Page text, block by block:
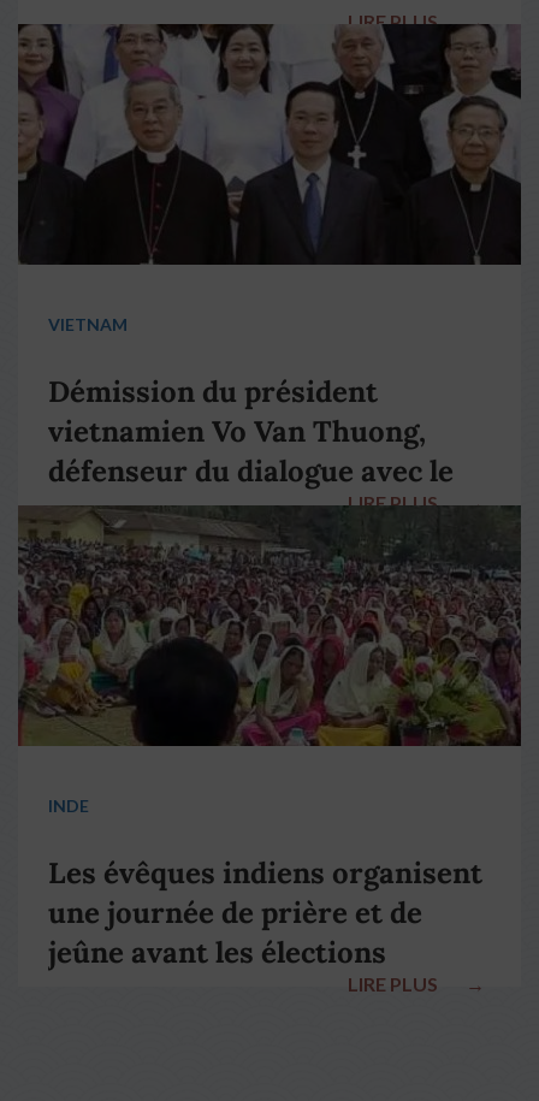
LIRE PLUS →
VIETNAM
Démission du président
vietnamien Vo Van Thuong,
défenseur du dialogue avec le
pape François
LIRE PLUS →
INDE
Les évêques indiens organisent
une journée de prière et de
jeûne avant les élections
LIRE PLUS →